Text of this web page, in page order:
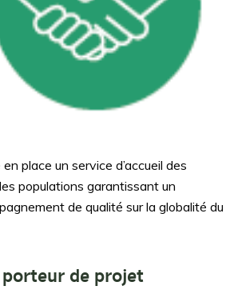
place un service d’accueil des
populations garantissant un
de qualité sur la globalité du
de projet